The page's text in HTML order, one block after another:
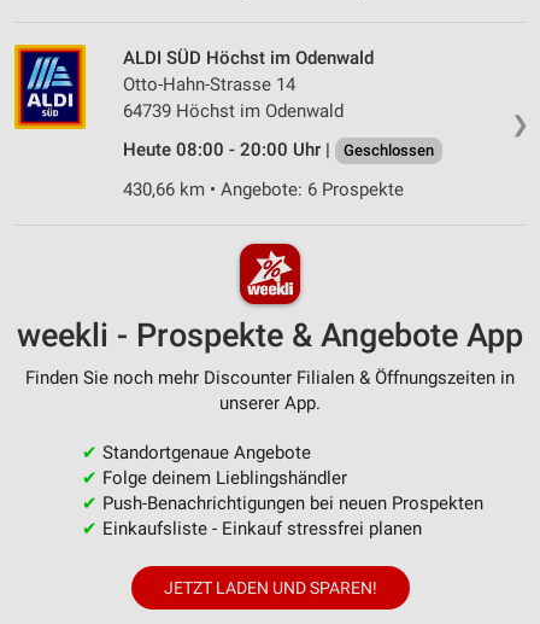
❯
ALDI SÜD Höchst im Odenwald
Otto-Hahn-Strasse 14
64739 Höchst im Odenwald
Heute 08:00 - 20:00 Uhr |
Geschlossen
430,66 km • Angebote: 6 Prospekte
weekli - Prospekte & Angebote App
Finden Sie noch mehr Discounter Filialen & Öffnungszeiten in
unserer App.
✔ Standortgenaue Angebote
✔ Folge deinem Lieblingshändler
✔ Push-Benachrichtigungen bei neuen Prospekten
✔ Einkaufsliste - Einkauf stressfrei planen
JETZT LADEN UND SPAREN!